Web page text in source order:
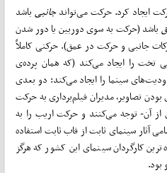
ایجاد کرد. حرکت می‌تواندجانبیباشد
باشد (حرکت به سوی دوربین یا دور شدن
جانبی و حرکت در عمق). حرکتی کاملاً
را ایجاد می‌کند (که همان پرده‌ی
سینما را ایجاد می‌کند: دو‌ بعدی
تصاویر، مدیران فیلم‌برداری به حرکت
آن- توجه می‌کنند و حرکت اریب را به
آثار سینمای ثابت از قاب ثابت استفاده
کارگردان سینمای این کشور که هرگز